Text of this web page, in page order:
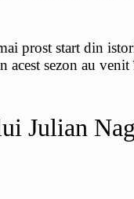
prost start din
sezon au venit
Julian